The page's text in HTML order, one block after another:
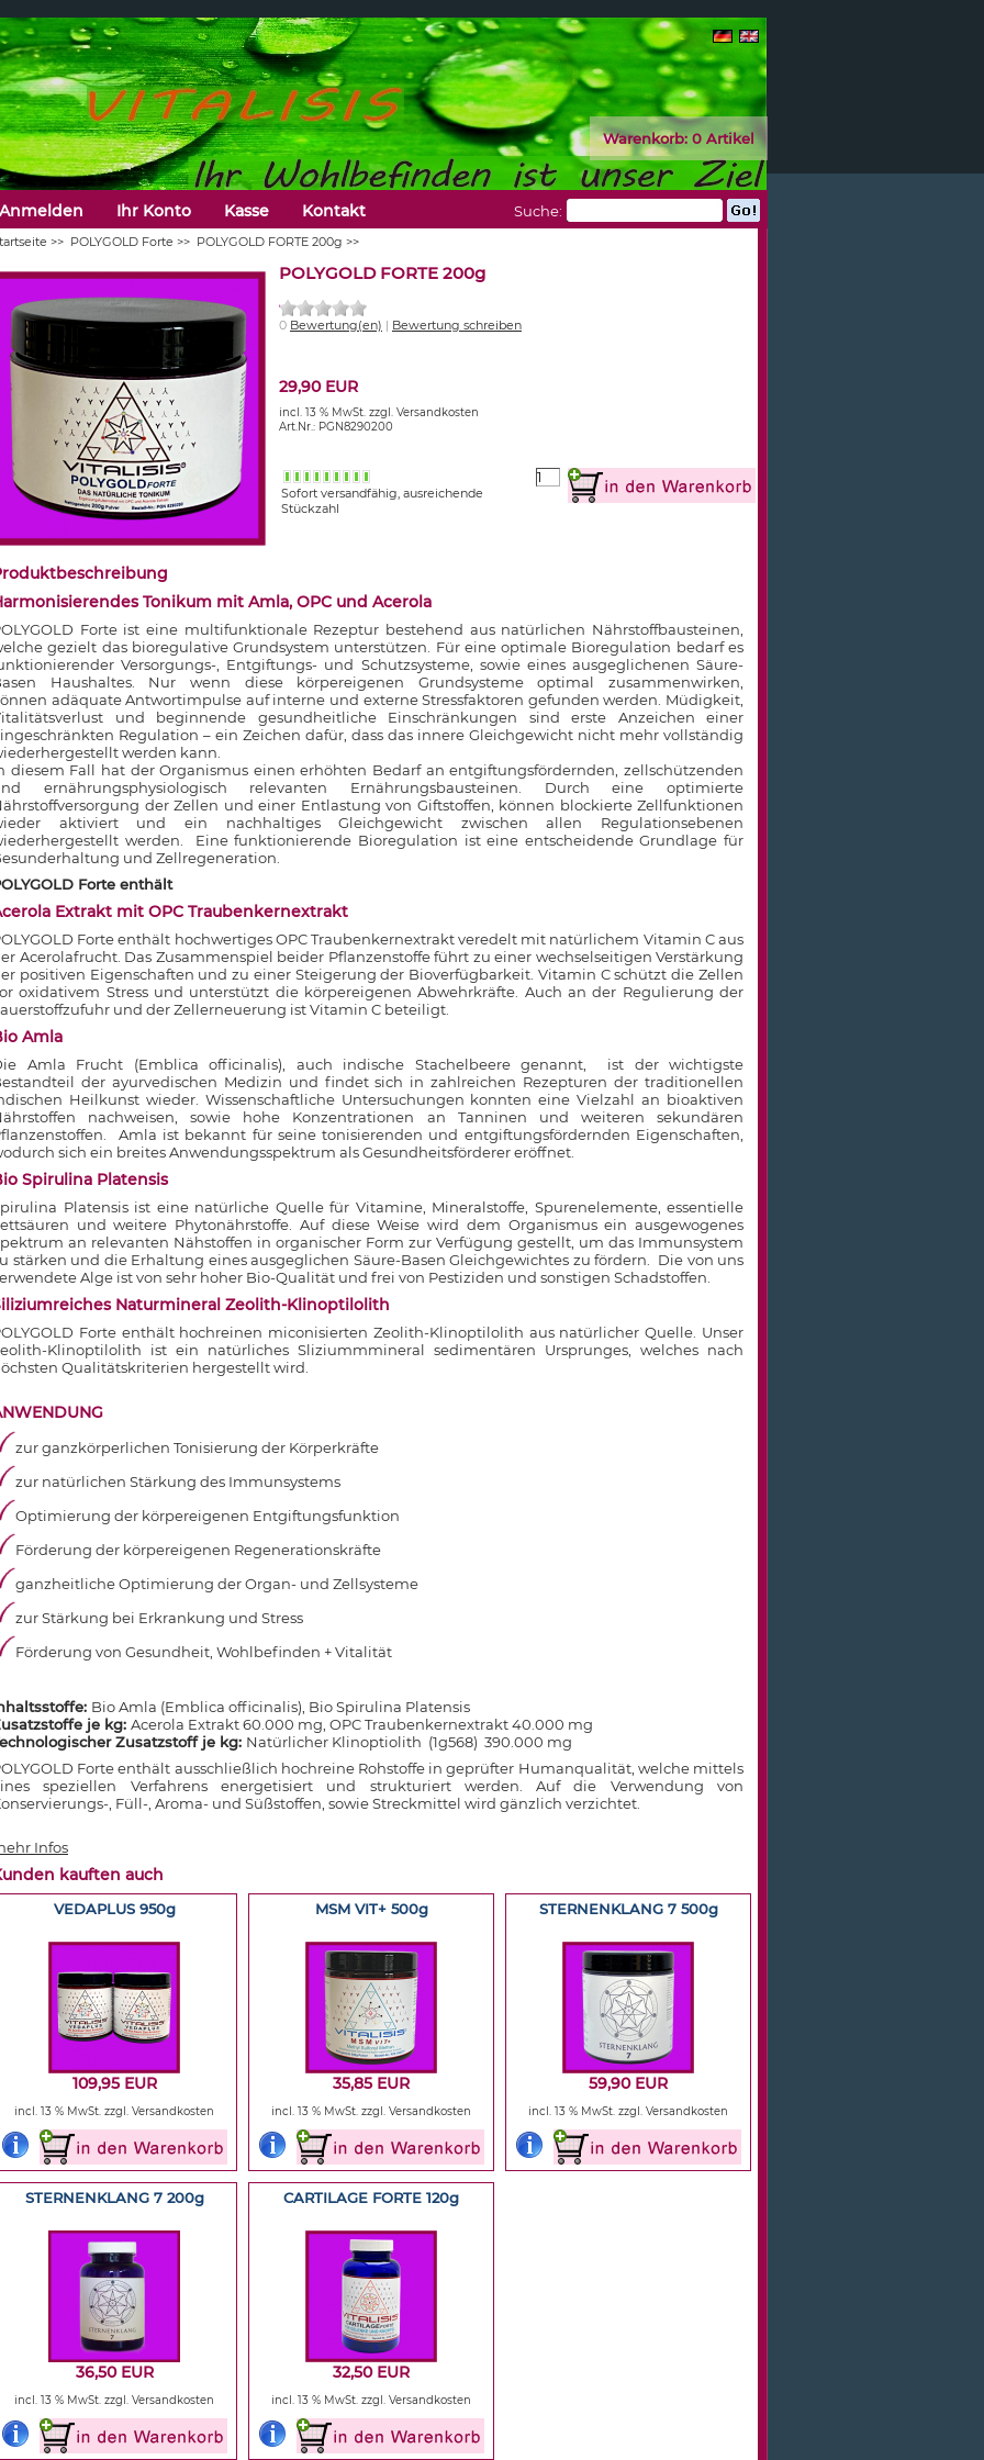
>> POLYGOLD Forte >> POLYGOLD FORTE 200g >>
POLYGOLD FORTE 200g
0 Bewertung(en) | Bewertung schreiben
29,90 EUR
incl. 13 % MwSt. zzgl. Versandkosten
Art.Nr.: PGN8290200
Sofort versandfähig, ausreichende
Stückzahl
Tonikum mit Amla, OPC und Acerola
Forte ist eine multifunktionale Rezeptur bestehend aus natürlichen Nährstoffbausteinen,
gezielt das bioregulative Grundsystem unterstützen. Für eine optimale Bioregulation bedarf es
Versorgungs-, Entgiftungs- und Schutzsysteme, sowie eines ausgeglichenen Säure-
Haushaltes. Nur wenn diese körpereigenen Grundsysteme optimal zusammenwirken,
adäquate Antwortimpulse auf interne und externe Stressfaktoren gefunden werden. Müdigkeit,
und beginnende gesundheitliche Einschränkungen sind erste Anzeichen einer
Regulation – ein Zeichen dafür, dass das innere Gleichgewicht nicht mehr vollständig
werden kann.
diesem Fall hat der Organismus einen erhöhten Bedarf an entgiftungsfördernden, zellschützenden
ernährungsphysiologisch relevanten Ernährungsbausteinen. Durch eine optimierte
der Zellen und einer Entlastung von Giftstoffen, können blockierte Zellfunktionen
aktiviert und ein nachhaltiges Gleichgewicht zwischen allen Regulationsebenen
werden. Eine funktionierende Bioregulation ist eine entscheidende Grundlage für
und Zellregeneration.
Forte enthält
Extrakt mit OPC Traubenkernextrakt
Forte enthält hochwertiges OPC Traubenkernextrakt veredelt mit natürlichem Vitamin C aus
Acerolafrucht. Das Zusammenspiel beider Pflanzenstoffe führt zu einer wechselseitigen Verstärkung
positiven Eigenschaften und zu einer Steigerung der Bioverfügbarkeit. Vitamin C schützt die Zellen
oxidativem Stress und unterstützt die körpereigenen Abwehrkräfte. Auch an der Regulierung der
und der Zellerneuerung ist Vitamin C beteiligt.
Amla
Amla Frucht (Emblica officinalis), auch indische Stachelbeere genannt, ist der wichtigste
der ayurvedischen Medizin und findet sich in zahlreichen Rezepturen der traditionellen
Heilkunst wieder. Wissenschaftliche Untersuchungen konnten eine Vielzahl an bioaktiven
nachweisen, sowie hohe Konzentrationen an Tanninen und weiteren sekundären
Amla ist bekannt für seine tonisierenden und entgiftungsfördernden Eigenschaften,
sich ein breites Anwendungsspektrum als Gesundheitsförderer eröffnet.
Spirulina Platensis
Platensis ist eine natürliche Quelle für Vitamine, Mineralstoffe, Spurenelemente, essentielle
und weitere Phytonährstoffe. Auf diese Weise wird dem Organismus ein ausgewogenes
an relevanten Nähstoffen in organischer Form zur Verfügung gestellt, um das Immunsystem
stärken und die Erhaltung eines ausgeglichen Säure-Basen Gleichgewichtes zu fördern. Die von uns
Alge ist von sehr hoher Bio-Qualität und frei von Pestiziden und sonstigen Schadstoffen.
Naturmineral Zeolith-Klinoptilolith
Forte enthält hochreinen miconisierten Zeolith-Klinoptilolith aus natürlicher Quelle. Unser
Klinoptilolith ist ein natürliches Sliziummmineral sedimentären Ursprunges, welches nach
Qualitätskriterien hergestellt wird.
zur ganzkörperlichen Tonisierung der Körperkräfte
zur natürlichen Stärkung des Immunsystems
Optimierung der körpereigenen Entgiftungsfunktion
Förderung der körpereigenen Regenerationskräfte
ganzheitlicheOptimierung der Organ- und Zellsysteme
zur Stärkung bei Erkrankung und Stress
Förderung von Gesundheit, Wohlbefinden + Vitalität
Bio Amla (Emblica officinalis), Bio Spirulina Platensis
je kg: Acerola Extrakt 60.000 mg, OPC Traubenkernextrakt 40.000 mg
Zusatzstoff je kg: Natürlicher Klinoptiolith (1g568) 390.000 mg
Forte enthält ausschließlich hochreine Rohstoffe in geprüfter Humanqualität, welche mittels
speziellen Verfahrens energetisiert und strukturiert werden. Auf die Verwendung von
, Füll-, Aroma- und Süßstoffen, sowie Streckmittel wird gänzlich verzichtet.
Infos
kauften auch
VEDAPLUS 950g
109,95 EUR
incl. 13 % MwSt. zzgl. Versandkosten
MSM VIT+ 500g
35,85 EUR
incl. 13 % MwSt. zzgl. Versandkosten
STERNENKLANG 7 500g
59,90 EUR
incl. 13 % MwSt. zzgl. Versandkosten
STERNENKLANG 7 200g
36,50 EUR
incl. 13 % MwSt. zzgl. Versandkosten
CARTILAGE FORTE 120g
32,50 EUR
incl. 13 % MwSt. zzgl. Versandkosten
Warenkorb: 0 Artikel
Anmelden Ihr Konto Kasse Kontakt Suche: